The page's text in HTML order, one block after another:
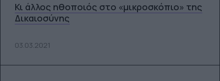
Κι άλλος ηθοποιός στο «μικροσκόπιο» της
Δικαιοσύνης
03.03.2021